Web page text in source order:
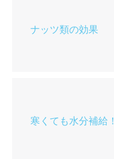
ナッツ類の効果
寒くても水分補給！